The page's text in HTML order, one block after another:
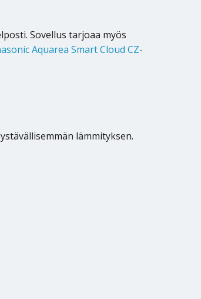
Sovellus tarjoaa myös
Aquarea Smart Cloud CZ-
lämmityksen.